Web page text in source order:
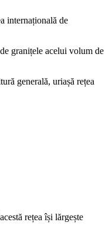
internațională de
granițele acelui volum de
generală, uriașă rețea
rețea își lărgește